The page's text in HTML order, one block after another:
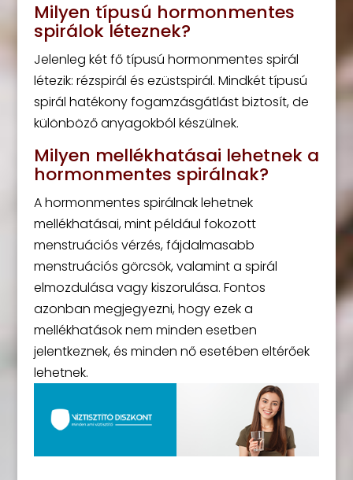
Milyen típusú hormonmentes
spirálok léteznek?
Jelenleg két fő típusú hormonmentes spirál
létezik: rézspirál és ezüstspirál. Mindkét típusú
spirál hatékony fogamzásgátlást biztosít, de
különböző anyagokból készülnek.
Milyen mellékhatásai lehetnek a
hormonmentes spirálnak?
A hormonmentes spirálnak lehetnek
mellékhatásai, mint például fokozott
menstruációs vérzés, fájdalmasabb
menstruációs görcsök, valamint a spirál
elmozdulása vagy kiszorulása. Fontos
azonban megjegyezni, hogy ezek a
mellékhatások nem minden esetben
jelentkeznek, és minden nő esetében eltérőek
lehetnek.